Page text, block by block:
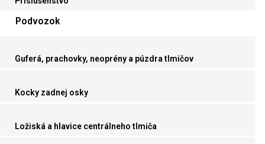
Podvozok
Guferá, prachovky, neoprény a púzdra tlmičov
Kocky zadnej osky
Ložiská a hlavice centrálneho tlmiča